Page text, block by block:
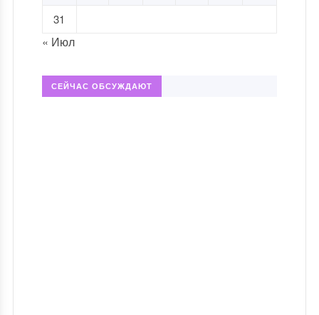
31
« Июл
СЕЙЧАС ОБСУЖДАЮТ